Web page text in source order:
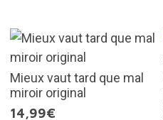
Mieux vaut tard que mal
miroir original
14,99€